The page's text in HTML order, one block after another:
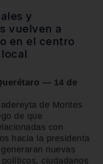
y
vuelven a
en el centro
— 14 de
de Montes
de que
con
hacia la presidenta
generaran nuevas
ciudadanos